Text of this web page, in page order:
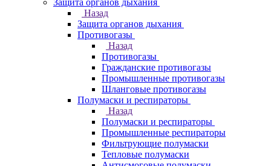
Защита органов дыхания
Назад
Защита органов дыхания
Противогазы
Назад
Противогазы
Гражданские противогазы
Промышленные противогазы
Шланговые противогазы
Полумаски и респираторы
Назад
Полумаски и респираторы
Промышленные респираторы
Фильтрующие полумаски
Тепловые полумаски